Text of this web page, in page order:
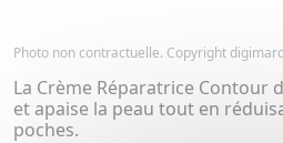
Photo non contractuelle. Copyright
La Crème Réparatrice Contour
et apaise la peau tout en
poches.